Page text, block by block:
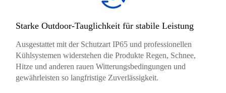
Starke Outdoor-Tauglichkeit für stabile Leistung
Ausgestattet mit der Schutzart IP65 und professionellen
Kühlsystemen widerstehen die Produkte Regen, Schnee,
Hitze und anderen rauen Witterungsbedingungen und
gewährleisten so langfristige Zuverlässigkeit.